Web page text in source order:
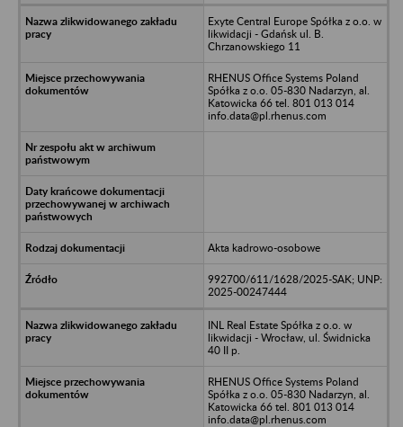
Exyte Central Europe Spółka z o.o. w
likwidacji - Gdańsk ul. B.
Chrzanowskiego 11
RHENUS Office Systems Poland
Spółka z o.o. 05-830 Nadarzyn, al.
Katowicka 66 tel. 801 013 014
info.data@pl.rhenus.com
Akta kadrowo-osobowe
992700/611/1628/2025-SAK; UNP:
2025-00247444
INL Real Estate Spółka z o.o. w
likwidacji - Wrocław, ul. Świdnicka
40 II p.
RHENUS Office Systems Poland
Spółka z o.o. 05-830 Nadarzyn, al.
Katowicka 66 tel. 801 013 014
info.data@pl.rhenus.com